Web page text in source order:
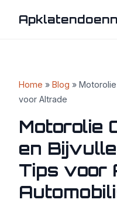
Home » Blog »
voor Altrade
Motorolie
en
Tips voor